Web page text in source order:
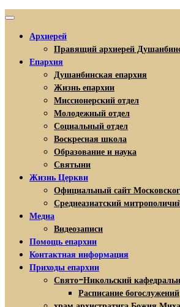
Архиерей
Правящий архиерей
Епархия
Душанбинская епархия
Жизнь епархии
Миссионерский отдел
Молодежный отдел
Социальный отдел
Воскресная школа
Образование и наука
Святыни
Жизнь Церкви
Официальный сайт
Среднеазиатский
Медиа
Видеозаписи
Помощь епархии
Контактная информация
Приходы епархии
Свято-Никольский
Расписание богослужений